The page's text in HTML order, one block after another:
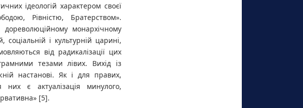
ідеологій характером своєї
Рівністю, Братерством».
монархічному
і культурній царині,
від радикалізації цих
тезами лівих. Вихід із
настанові. Як і для правих,
є актуалізація минулого,
[5].